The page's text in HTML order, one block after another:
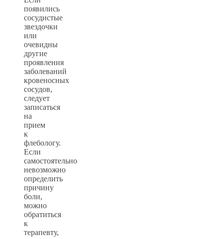
появились
сосудистые
звездочки
или
очевидны
другие
проявления
заболеваний
кровеносных
сосудов,
следует
записаться
на
прием
к
флебологу.
Если
самостоятельно
невозможно
определить
причину
боли,
можно
обратиться
к
терапевту,